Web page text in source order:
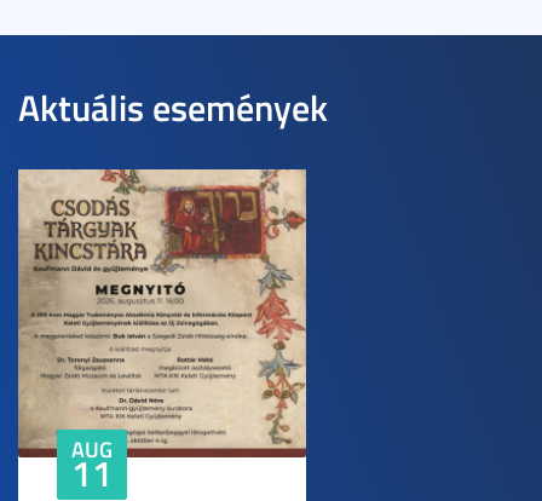
Aktuális események
AUG
11